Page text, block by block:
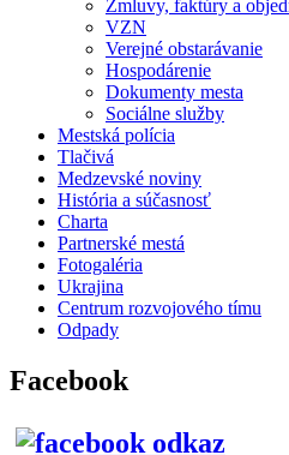
Zmluvy, faktúry a
VZN
Verejné obstarávanie
Hospodárenie
Dokumenty mesta
Sociálne služby
Mestská polícia
Tlačivá
Medzevské noviny
História a súčasnosť
Charta
Partnerské mestá
Fotogaléria
Ukrajina
Centrum rozvojového tímu
Odpady
Facebook